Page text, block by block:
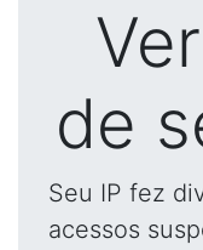
de
Seu IP fez
acessos